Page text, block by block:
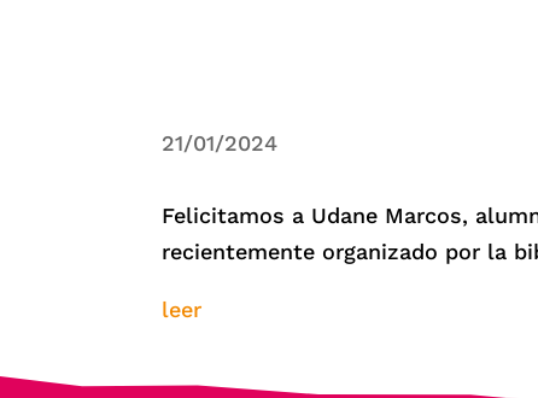
21/01/2024
Felicitamos a Udane Marcos,
recientemente organizado por la
leer